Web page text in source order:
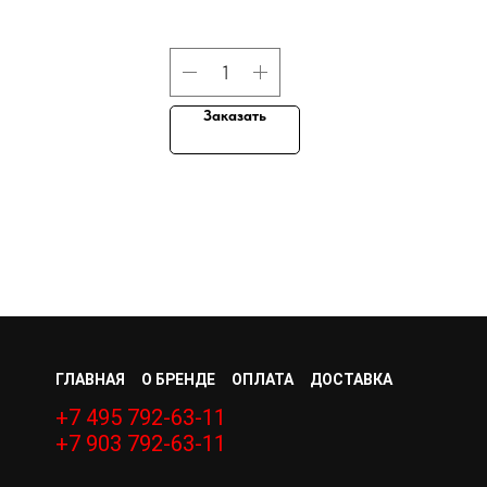
Заказать
ГЛАВНАЯ О БРЕНДЕ ОПЛАТА ДОСТАВКА
+7 495 792-63-11
+7 903 792-63-11